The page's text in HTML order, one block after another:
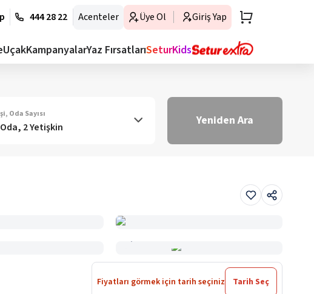
444 28 22 Acenteler Üye Ol Giriş Yap
UçakKampanyalarYaz FırsatlarıSeturKids
Oda Sayısı
2 Yetişkin Yeniden Ara
Fiyatları görmek için tarih seçiniz Tarih Seç